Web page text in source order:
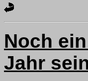
Noch
Jahr